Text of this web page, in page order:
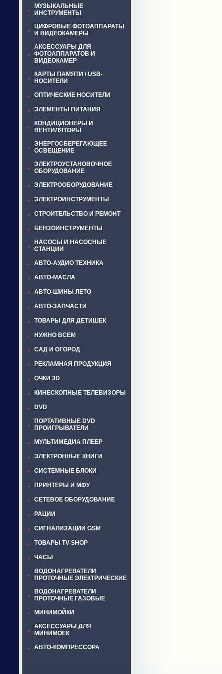
МУЗЫКАЛЬНЫЕ
ИНСТРУМЕНТЫ
ЦИФРОВЫЕ ФОТОАППАРАТЫ
И ВИДЕОКАМЕРЫ
АКСЕССУАРЫ ДЛЯ
ФОТОАППАРАТОВ И
ВИДЕОКАМЕР
КАРТЫ ПАМЯТИ / USB-
НОСИТЕЛИ
ОПТИЧЕСКИЕ НОСИТЕЛИ
ЭЛЕМЕНТЫ ПИТАНИЯ
КОНДИЦИОНЕРЫ И
ВЕНТИЛЯТОРЫ
ЭНЕРГОСБЕРЕГАЮЩЕЕ
ОСВЕЩЕНИЕ
ЭЛЕКТРОУСТАНОВОЧНОЕ
ОБОРУДОВАНИЕ
ЭЛЕКТРООБОРУДОВАНИЕ
ЭЛЕКТРОИНСТРУМЕНТЫ
СТРОИТЕЛЬСТВО И РЕМОНТ
БЕНЗОИНСТРУМЕНТЫ
НАСОСЫ И НАСОСНЫЕ
СТАНЦИИ
АВТО-АУДИО ТЕХНИКА
АВТО-МАСЛА
АВТО-ШИНЫ ЛЕТО
АВТО-ЗАПЧАСТИ
ТОВАРЫ ДЛЯ ДЕТИШЕК
НУЖНО ВСЕМ
САД И ОГОРОД
РЕКЛАМНАЯ ПРОДУКЦИЯ
ОЧКИ 3D
КИНЕСКОПНЫЕ ТЕЛЕВИЗОРЫ
DVD
ПОРТАТИВНЫЕ DVD
ПРОИГРЫВАТЕЛИ
МУЛЬТИМЕДИА ПЛЕЕР
ЭЛЕКТРОННЫЕ КНИГИ
СИСТЕМНЫЕ БЛОКИ
ПРИНТЕРЫ И МФУ
СЕТЕВОЕ ОБОРУДОВАНИЕ
РАЦИИ
СИГНАЛИЗАЦИИ GSM
ТОВАРЫ TV-SHOP
ЧАСЫ
ВОДОНАГРЕВАТЕЛИ
ПРОТОЧНЫЕ ЭЛЕКТРИЧЕСКИЕ
ВОДОНАГРЕВАТЕЛИ
ПРОТОЧНЫЕ ГАЗОВЫЕ
МИНИМОЙКИ
АКСЕССУАРЫ ДЛЯ
МИНИМОЕК
АВТО-КОМПРЕССОРА